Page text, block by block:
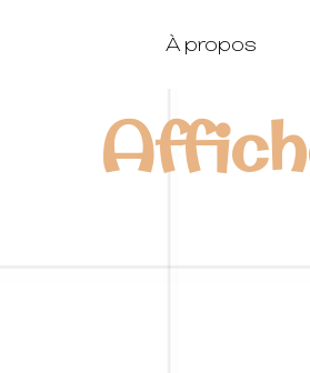
À propos